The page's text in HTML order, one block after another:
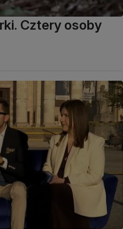
Cztery osoby